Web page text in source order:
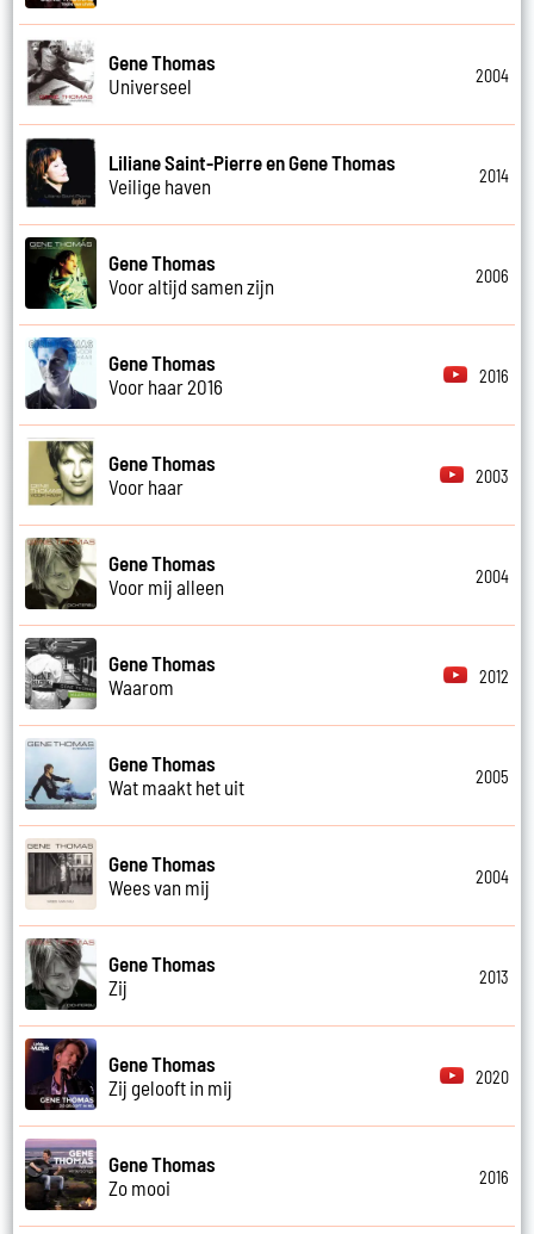
Gene Thomas
Universeel
2004
Liliane Saint-Pierre en Gene Thomas
Veilige haven
2014
Gene Thomas
Voor altijd samen zijn
2006
Gene Thomas
Voor haar 2016
2016
Gene Thomas
Voor haar
2003
Gene Thomas
Voor mij alleen
2004
Gene Thomas
Waarom
2012
Gene Thomas
Wat maakt het uit
2005
Gene Thomas
Wees van mij
2004
Gene Thomas
Zij
2013
Gene Thomas
Zij gelooft in mij
2020
Gene Thomas
Zo mooi
2016